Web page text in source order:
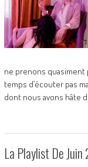
ne prenons quasiment
temps d’écouter pas
dont nous avons hâte
La Playlist De Juin